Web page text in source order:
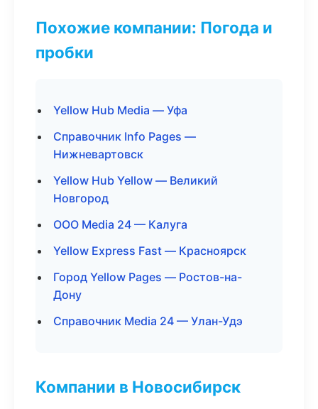
Похожие компании: Погода и
пробки
Yellow Hub Media — Уфа
Справочник Info Pages —
Нижневартовск
Yellow Hub Yellow — Великий
Новгород
ООО Media 24 — Калуга
Yellow Express Fast — Красноярск
Город Yellow Pages — Ростов-на-
Дону
Справочник Media 24 — Улан-Удэ
Компании в Новосибирск